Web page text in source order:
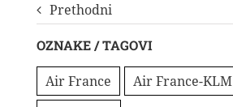
Prethodni
OZNAKE / TAGOVI
Air France Air France-KLM